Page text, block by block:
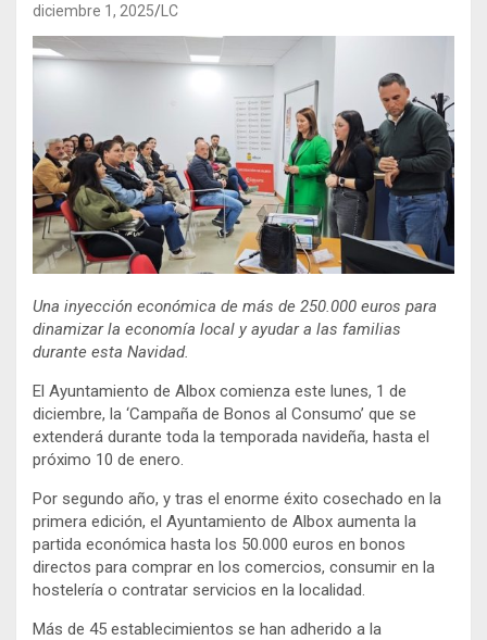
diciembre 1, 2025 LC
Una inyección económica de más de 250.000 euros para
dinamizar la economía local y ayudar a las familias
durante esta Navidad.
El Ayuntamiento de Albox comienza este lunes, 1 de
diciembre, la ‘Campaña de Bonos al Consumo’ que se
extenderá durante toda la temporada navideña, hasta el
próximo 10 de enero.
Por segundo año, y tras el enorme éxito cosechado en la
primera edición, el Ayuntamiento de Albox aumenta la
partida económica hasta los 50.000 euros en bonos
directos para comprar en los comercios, consumir en la
hostelería o contratar servicios en la localidad.
Más de 45 establecimientos se han adherido a la